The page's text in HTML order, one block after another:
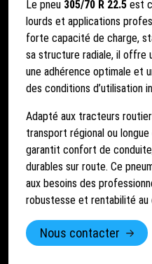
Le pneu 305/70 R 22.5 est
lourds et applications
forte capacité de charge,
sa structure radiale, il offre
une adhérence optimale et
des conditions d’utilisation
Adapté aux tracteurs
transport régional ou
garantit confort de
durables sur route. Ce
aux besoins des
robustesse et rentabilité au
Nous contacter